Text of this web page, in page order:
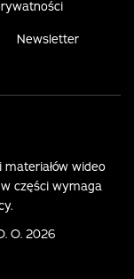
Newsletter
wideo
części wymaga
O. 2026